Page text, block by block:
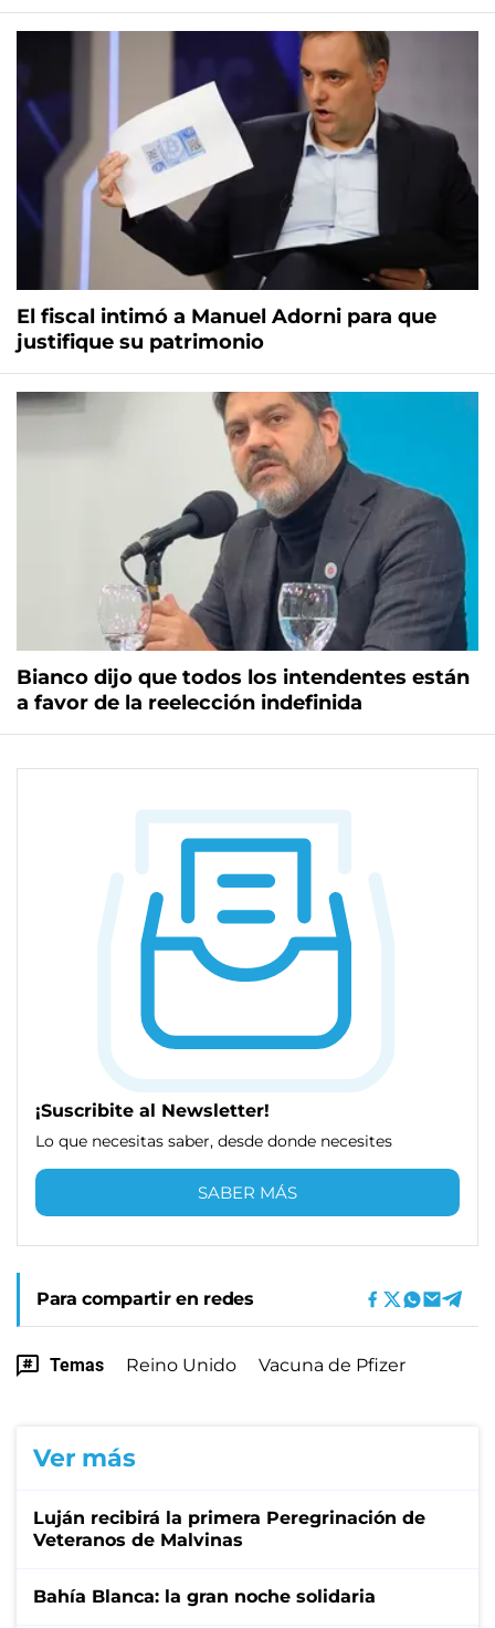
El fiscal intimó a Manuel Adorni para que
justifique su patrimonio
Bianco dijo que todos los intendentes están
a favor de la reelección indefinida
¡Suscribite al Newsletter!
Lo que necesitas saber, desde donde necesites
SABER MÁS
Para compartir en redes
Temas Reino Unido Vacuna de Pfizer
Ver más
Luján recibirá la primera Peregrinación de
Veteranos de Malvinas
Bahía Blanca: la gran noche solidaria